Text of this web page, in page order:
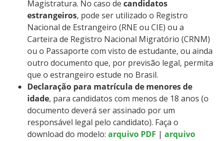
Magistratura. No caso de candidatos
estrangeiros, pode ser utilizado o Registro
Nacional de Estrangeiro (RNE ou CIE) ou a
Carteira de Registro Nacional Migratório (CRNM)
ou o Passaporte com visto de estudante, ou ainda
outro documento que, por previsão legal, permita
que o estrangeiro estude no Brasil.
Declaração para matrícula de menores de
idade, para candidatos com menos de 18 anos (o
documento deverá ser assinado por um
responsável legal pelo candidato). Faça o
download do modelo: arquivo PDF | arquivo